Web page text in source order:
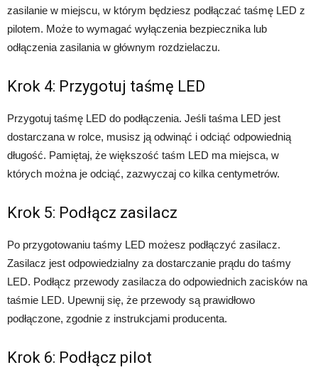
zasilanie w miejscu, w którym będziesz podłączać taśmę LED z
pilotem. Może to wymagać wyłączenia bezpiecznika lub
odłączenia zasilania w głównym rozdzielaczu.
Krok 4: Przygotuj taśmę LED
Przygotuj taśmę LED do podłączenia. Jeśli taśma LED jest
dostarczana w rolce, musisz ją odwinąć i odciąć odpowiednią
długość. Pamiętaj, że większość taśm LED ma miejsca, w
których można je odciąć, zazwyczaj co kilka centymetrów.
Krok 5: Podłącz zasilacz
Po przygotowaniu taśmy LED możesz podłączyć zasilacz.
Zasilacz jest odpowiedzialny za dostarczanie prądu do taśmy
LED. Podłącz przewody zasilacza do odpowiednich zacisków na
taśmie LED. Upewnij się, że przewody są prawidłowo
podłączone, zgodnie z instrukcjami producenta.
Krok 6: Podłącz pilot